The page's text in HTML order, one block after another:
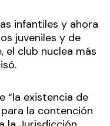
infantiles y ahora
juveniles y de
el club nuclea más
“la existencia de
la contención